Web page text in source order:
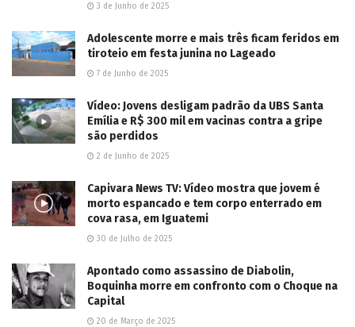
3 de Junho de 2025
Adolescente morre e mais três ficam feridos em
tiroteio em festa junina no Lageado
7 de Junho de 2025
Vídeo: Jovens desligam padrão da UBS Santa
Emília e R$ 300 mil em vacinas contra a gripe
são perdidos
2 de Junho de 2025
Capivara News TV: Vídeo mostra que jovem é
morto espancado e tem corpo enterrado em
cova rasa, em Iguatemi
30 de Julho de 2025
Apontado como assassino de Diabolin,
Boquinha morre em confronto com o Choque na
Capital
20 de Março de 2025